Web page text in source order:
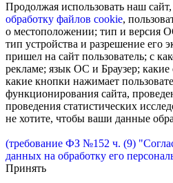
Продолжая использовать наш
обработку файлов cookie,
о местоположении; тип и версия
тип устройства и разрешение его
пришел на сайт пользователь; с
рекламе; язык ОС и Браузер;
какие кнопки нажимает
функционирования сайта,
проведения статистических
не хотите, чтобы ваши данные
(требование ФЗ №152 ч. (9)
данных на обработку его
Принять